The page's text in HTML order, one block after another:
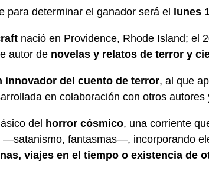
para determinar el ganador será el lunes
nació en Providence, Rhode Island; el
autor de novelas y relatos de terror y
innovador del cuento de terror, al que
en colaboración con otros autores
del horror cósmico, una corriente
—satanismo, fantasmas—, incorporando
viajes en el tiempo o existencia de